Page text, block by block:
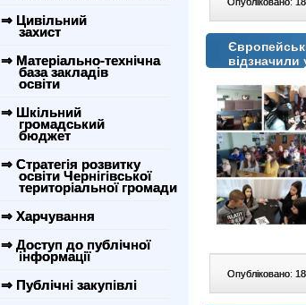
⇒ Цивільний
захист
⇒ Матеріально-технічна
база закладів
освіти
⇒ Шкільний
громадський
бюджет
⇒ Стратегія розвитку
освіти Чернігівської
територіальної громади
⇒ Харчування
⇒ Доступ до публічної
інформації
⇒ Публічні закупівлі
Опубліковано: